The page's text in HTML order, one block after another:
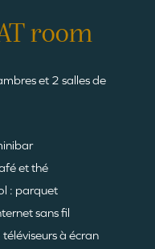
room
et 2 salles de
et thé
: parquet
sans fil
téléviseurs à écran